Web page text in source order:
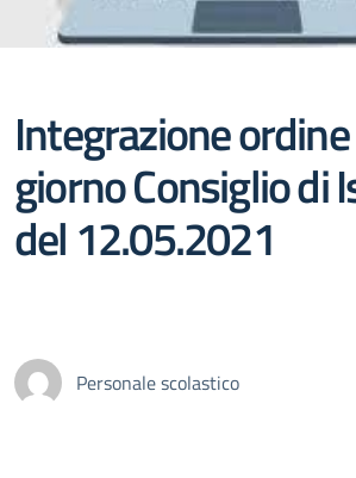
Integrazione
giorno Consiglio di
del 12.05.2021
Personale scolastico